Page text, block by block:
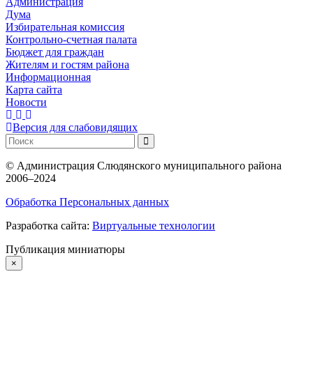
Дума
Избирательная комиссия
Контрольно-счетная палата
Бюджет для граждан
Жителям и гостям района
Информационная
Карта сайта
Новости
Версия для слабовидящих
© Администрация Слюдянского муниципального района
2006–2024
Обработка Персональных данных
Разработка сайта: Виртуальные технологии
Публикация миниатюры
×